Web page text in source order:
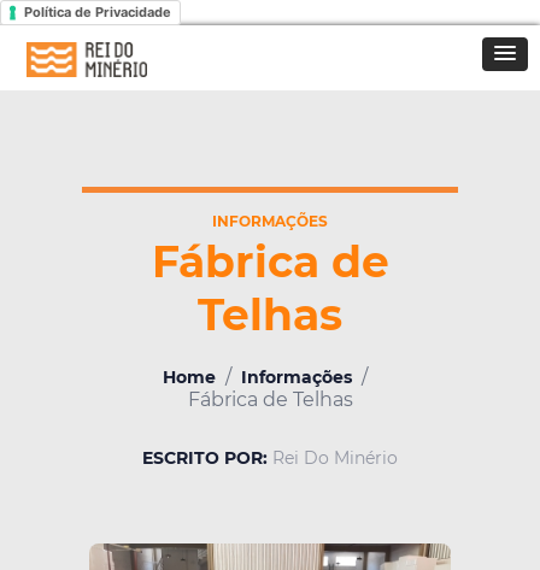
Política de Privacidade
INFORMAÇÕES
Fábrica de
Telhas
Home / Informações /
Fábrica de Telhas
ESCRITO POR: Rei Do Minério